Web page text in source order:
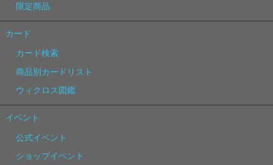
限定商品
カード
カード検索
商品別カードリスト
ウィクロス図鑑
イベント
公式イベント
ショップイベント